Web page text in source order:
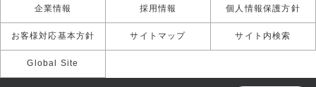
企業情報 採用情報 個人情報保護方針
お客様対応基本方針 サイトマップ サイト内検索
Global Site